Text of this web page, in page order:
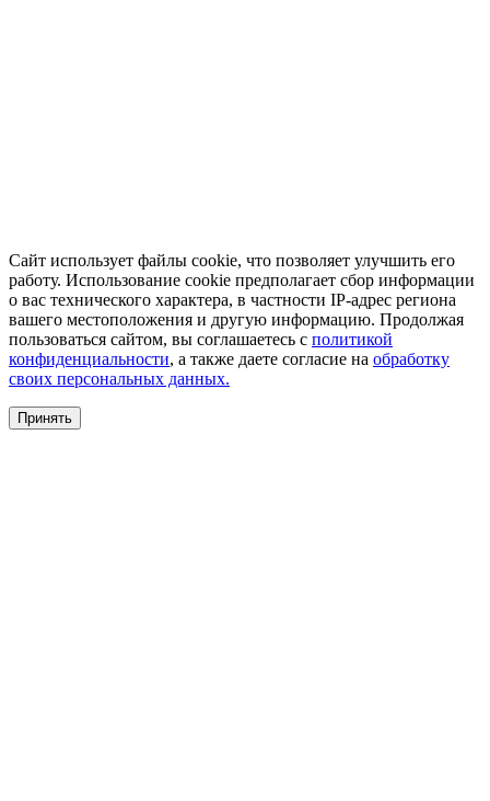
Сайт использует файлы cookie, что позволяет улучшить его
работу. Использование cookie предполагает сбор информации
о вас технического характера, в частности IP-адрес региона
вашего местоположения и другую информацию. Продолжая
пользоваться сайтом, вы соглашаетесь с политикой
конфиденциальности, а также даете согласие на обработку
своих персональных данных.
Принять